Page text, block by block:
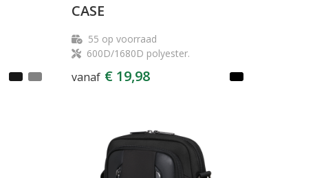
CASE
55 op voorraad
600D/1680D polyester.
vanaf € 19,98